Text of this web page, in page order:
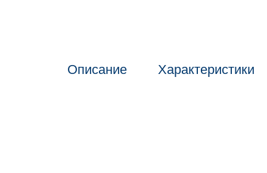
Описание Характеристики